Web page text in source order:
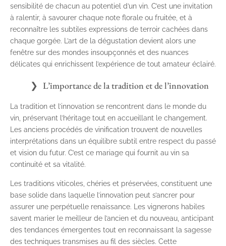
sensibilité de chacun au potentiel d’un vin. C’est une invitation
à ralentir, à savourer chaque note florale ou fruitée, et à
reconnaître les subtiles expressions de terroir cachées dans
chaque gorgée. L’art de la dégustation devient alors une
fenêtre sur des mondes insoupçonnés et des nuances
délicates qui enrichissent l’expérience de tout amateur éclairé.
L’importance de la tradition et de l’innovation
La tradition et l’innovation se rencontrent dans le monde du
vin, préservant l’héritage tout en accueillant le changement.
Les anciens procédés de vinification trouvent de nouvelles
interprétations dans un équilibre subtil entre respect du passé
et vision du futur. C’est ce mariage qui fournit au vin sa
continuité et sa vitalité.
Les traditions viticoles, chéries et préservées, constituent une
base solide dans laquelle l’innovation peut s’ancrer pour
assurer une perpétuelle renaissance. Les vignerons habiles
savent marier le meilleur de l’ancien et du nouveau, anticipant
des tendances émergentes tout en reconnaissant la sagesse
des techniques transmises au fil des siècles. Cette